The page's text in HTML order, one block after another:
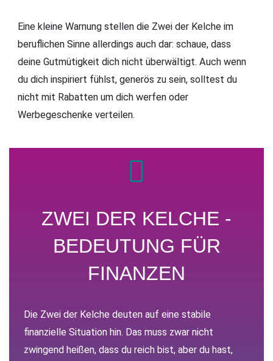
Eine kleine Warnung stellen die Zwei der Kelche im
beruflichen Sinne allerdings auch dar: schaue, dass
deine Gutmütigkeit dich nicht überwältigt. Auch wenn
du dich inspiriert fühlst, generös zu sein, solltest du
nicht mit Rabatten um dich werfen oder
Werbegeschenke verteilen.
ZWEI DER KELCHE -
BEDEUTUNG FÜR
FINANZEN
Die Zwei der Kelche deuten auf eine stabile
finanzielle Situation hin. Das muss zwar nicht
zwingend heißen, dass du reich bist, aber du hast,